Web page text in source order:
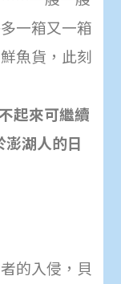
一箱又一箱
魚貨，此刻
起來可繼續
湖人的日
的入侵，貝